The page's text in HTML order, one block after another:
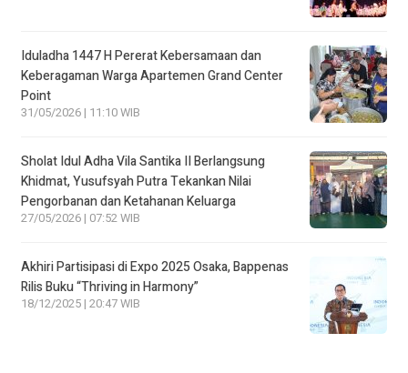
Iduladha 1447 H Pererat Kebersamaan dan
Keberagaman Warga Apartemen Grand Center
Point
31/05/2026 | 11:10 WIB
Sholat Idul Adha Vila Santika II Berlangsung
Khidmat, Yusufsyah Putra Tekankan Nilai
Pengorbanan dan Ketahanan Keluarga
27/05/2026 | 07:52 WIB
Akhiri Partisipasi di Expo 2025 Osaka, Bappenas
Rilis Buku “Thriving in Harmony”
18/12/2025 | 20:47 WIB